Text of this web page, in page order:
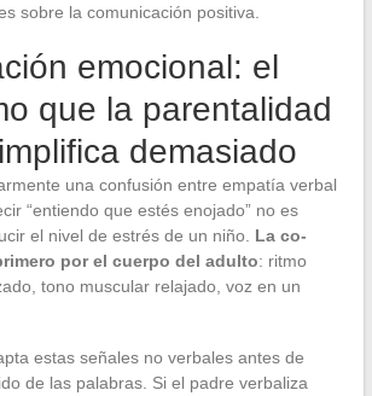
sobre la comunicación positiva.
emocional: el
que la parentalidad
demasiado
una confusión entre empatía verbal
“entiendo que estés enojado” no es
el nivel de estrés de un niño. La co-
por el cuerpo del adulto: ritmo
tono muscular relajado, voz en un
estas señales no verbales antes de
de las palabras. Si el padre verbaliza